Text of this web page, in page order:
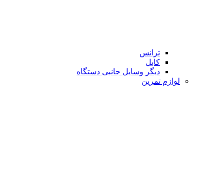
ترانس
کابل
دیگر وسایل جانبی دستگاه
لوازم تمرین